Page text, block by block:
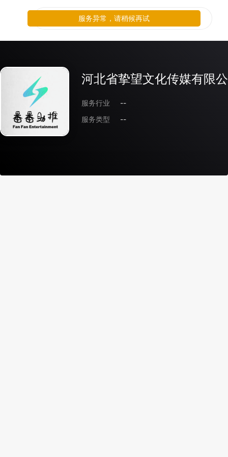
河北省挚望文化传媒有限
服务行业
--
服务类型
--
服务异常，请稍候再试